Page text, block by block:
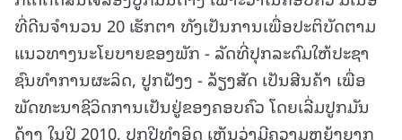
ທີ່ດີນຈໍານວນ 20 ເຮັກຕາ ທັງເປັນການເພື່ອປະຕິບັດຕາມ
ແນວທາງນະໂຍບາຍຂອງພັກ - ລັດທີ່ປຸກລະດົມໃຫ້ປະຊາ
ຊົນທໍາການຜະລິດ, ປູກຝັງງ - ລ້ຽງສັດ ເປັນສີນຄ້າ ເພື່ອ
ພັດທະນາຊີວິດການເປັນຢູ່ຂອງຄອບຄົວ ໂດຍເລີ່ມປູກມັນ
ດ້າງ ໃນປີ 2010, ປູກປີທໍາອິດ ເຫັນວ່າມີຄວາມຫຍຸ້ງຍາກ